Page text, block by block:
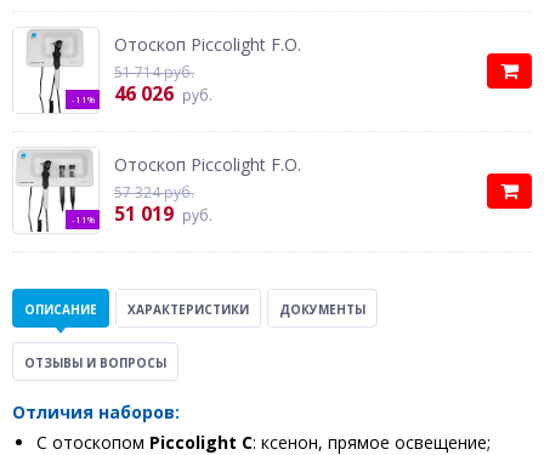
-11%
Отоскоп Piccolight F.O.
46 026 руб.
51 714 руб.
-11%
Отоскоп Piccolight F.O.
51 019 руб.
57 324 руб.
ОПИСАНИЕ ХАРАКТЕРИСТИКИ ДОКУМЕНТЫ
ОТЗЫВЫ И ВОПРОСЫ
Отличия наборов:
С отоскопом Piccolight C: ксенон, прямое освещение;